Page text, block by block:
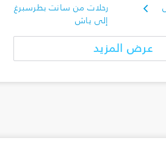
رحلات من سانت بطرسبرغ
إلى ياش
عرض المزيد